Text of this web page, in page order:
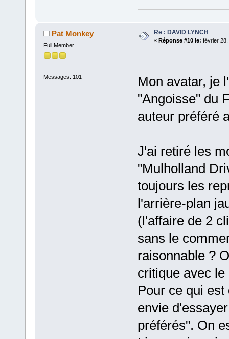
Pat Monkey
Full Member
Messages: 101
Re : DAVID LYNCH
« Réponse #10 le: février 28,
Mon avatar, je
"Angoisse" du
auteur préféré
J'ai retiré les
"Mulholland
toujours les
l'arrière-plan
(l'affaire de 2
sans le
raisonnable ?
critique avec
Pour ce qui
envie
préférés". On